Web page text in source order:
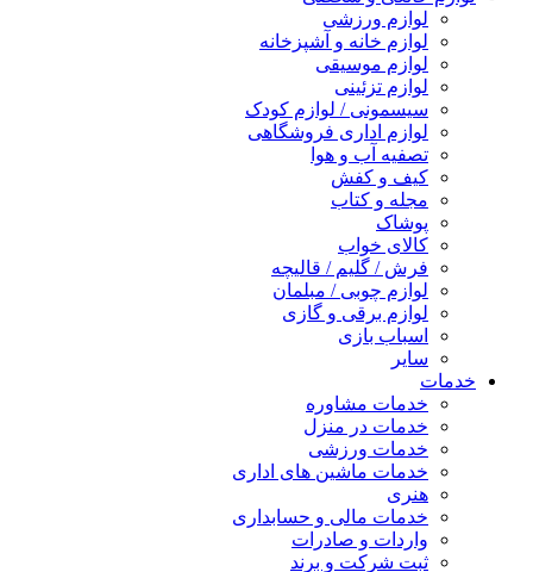
لوازم ورزشی
لوازم خانه و آشپزخانه
لوازم موسیقی
لوازم تزئینی
سیسمونی / لوازم کودک
لوازم اداری فروشگاهی
تصفیه آب و هوا
کیف و کفش
مجله و کتاب
پوشاک
کالای خواب
فرش / گلیم / قالیچه
لوازم چوبی / مبلمان
لوازم برقی و گازی
اسباب بازی
سایر
خدمات
خدمات مشاوره
خدمات در منزل
خدمات ورزشی
خدمات ماشین های اداری
هنری
خدمات مالی و حسابداری
واردات و صادرات
ثبت شرکت و برند